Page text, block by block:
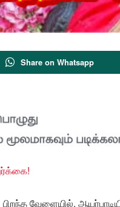
Share on Whatsapp
பிறந்த வேளையில்,